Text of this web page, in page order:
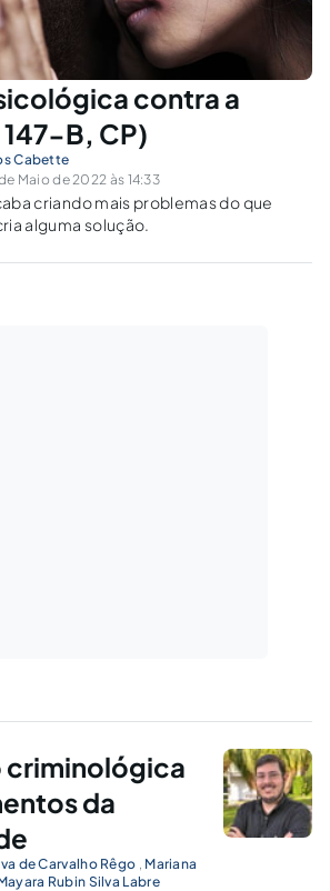
contra a
B, CP)
Cabette
Maio de 2022 às 14:33
criando mais problemas do que
alguma solução.
da
de Carvalho Rêgo , Mariana
Rubin Silva Labre